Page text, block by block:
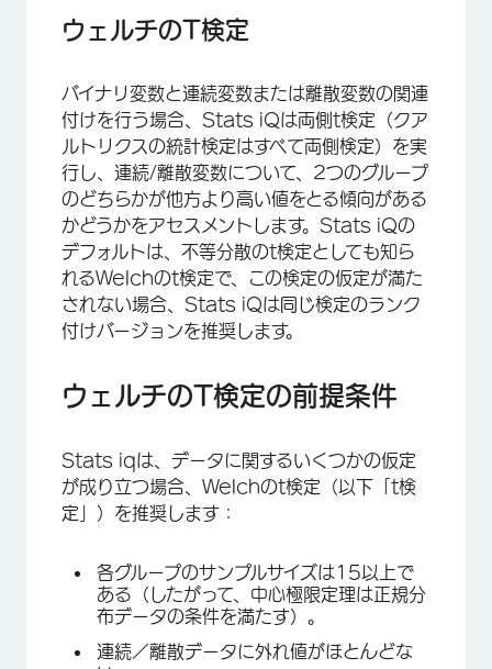
ウェルチのT検定
バイナリ変数と連続変数または離散変数の関連
付けを行う場合、Stats iQは両側t検定（クア
ルトリクスの統計検定はすべて両側検定）を実
行し、連続/離散変数について、2つのグループ
のどちらかが他方より高い値をとる傾向がある
かどうかをアセスメントします。Stats iQの
デフォルトは、不等分散のt検定としても知ら
れるWelchのt検定で、この検定の仮定が満た
されない場合、Stats iQは同じ検定のランク
付けバージョンを推奨します。
ウェルチのT検定の前提条件
Stats iqは、データに関するいくつかの仮定
が成り立つ場合、Welchのt検定（以下「t検
定」）を推奨します：
各グループのサンプルサイズは15以上で
ある（したがって、中心極限定理は正規分
布データの条件を満たす）。
連続／離散データに外れ値がほとんどな